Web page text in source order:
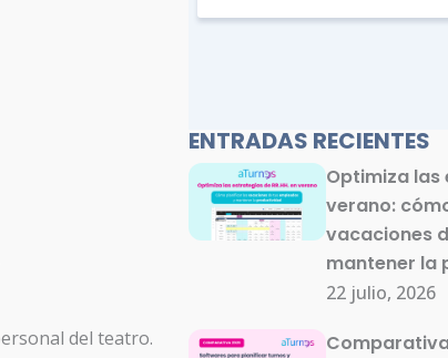
del teatro.
ENTRADAS RECIENTES
Optimiza las
verano:
vacaciones
mantener la
22 julio, 2026